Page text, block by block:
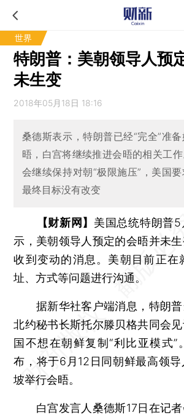
世界
特朗普：美朝领导人预
未生变
2018年05月18日 18:16
桑德斯表示，特朗普已经“完全”准
晤，白宫将继续推进会晤的相关工
会继续保持对朝“极限施压”，美国
最终目标没有改变
【财新网】 美国总统特朗普
示，美朝领导人预定的会晤并未
收到变动的消息。美朝目前正在
址、方式等问题进行沟通。
据新华社客户端消息，特朗普
北约秘书长斯托尔滕贝格共同会
国不想在朝鲜复制“利比亚模式”
布，将于6月12日同朝鲜最高领
坡举行会晤。
白宫发言人桑德斯17日在记者